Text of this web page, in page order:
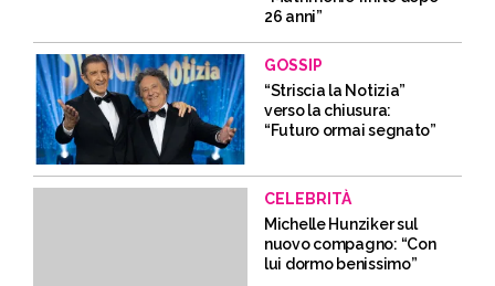
26 anni”
GOSSIP
“Striscia la Notizia”
verso la chiusura:
“Futuro ormai segnato”
CELEBRITÀ
Michelle Hunziker sul
nuovo compagno: “Con
lui dormo benissimo”